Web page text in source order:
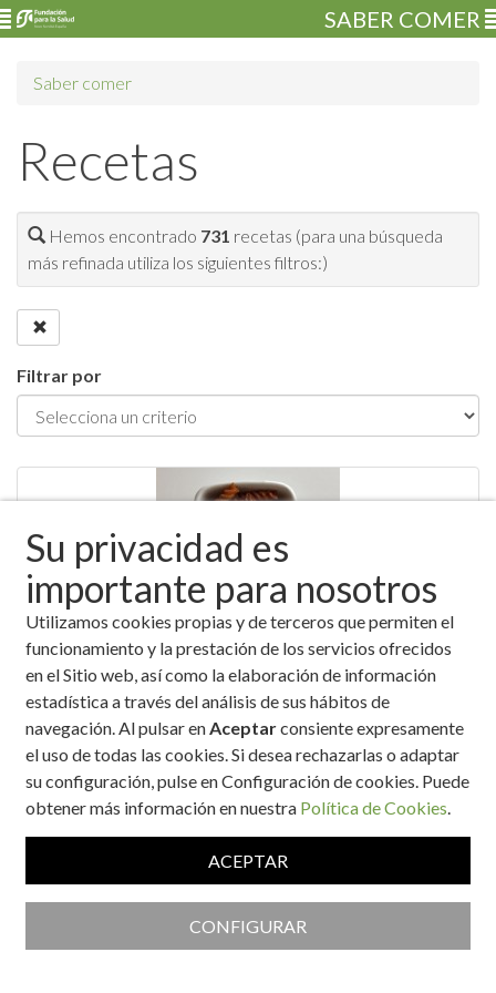
Su privacidad es
importante para nosotros
Utilizamos cookies propias y de terceros que permiten el
funcionamiento y la prestación de los servicios ofrecidos
en el Sitio web, así como la elaboración de información
estadística a través del análisis de sus hábitos de
navegación. Al pulsar enAceptarconsiente expresamente
el uso de todas las cookies. Si desea rechazarlas o adaptar
su configuración, pulse en Configuración de cookies. Puede
obtener más información en nuestra Política de Cookies.
ACEPTAR
CONFIGURAR
SABER COMER
Saber comer
Recetas
Hemos encontrado 731 recetas (para una búsqueda
más refinada utiliza los siguientes filtros:)
Filtrar por
"BITS" versión saludable